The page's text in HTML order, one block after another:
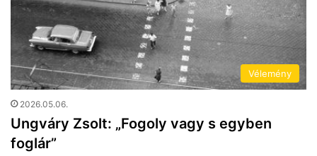
Vélemény
2026.05.06.
Ungváry Zsolt: „Fogoly vagy s egyben
foglár”